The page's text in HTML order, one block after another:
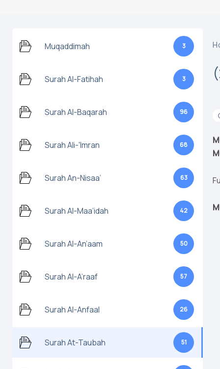
Muqaddimah 3
Surah Al-Fatihah 3
Surah Al-Baqarah 96
Surah Ali-'Imran 68
Surah An-Nisaa’ 63
Surah Al-Maa’idah 42
Surah Al-An’aam 50
Surah Al-A’raaf 57
Surah Al-Anfaal 26
Surah At-Taubah 51